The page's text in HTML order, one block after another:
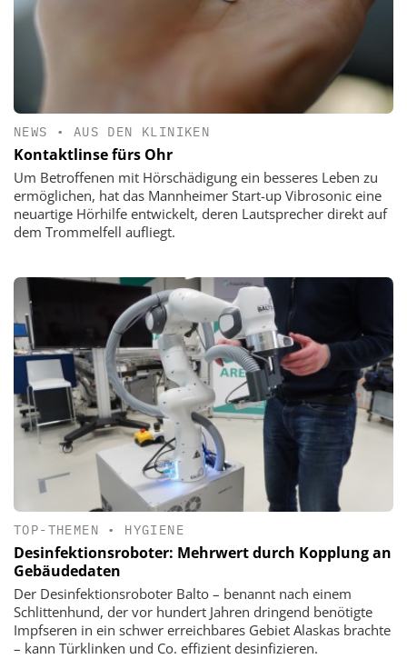
NEWS • AUS DEN KLINIKEN
Kontaktlinse fürs Ohr
Um Betroffenen mit Hörschädigung ein besseres Leben zu
ermöglichen, hat das Mannheimer Start-up Vibrosonic eine
neuartige Hörhilfe entwickelt, deren Lautsprecher direkt auf
dem Trommelfell aufliegt.
TOP-THEMEN • HYGIENE
Desinfektionsroboter: Mehrwert durch Kopplung an
Gebäudedaten
Der Desinfektionsroboter Balto – benannt nach einem
Schlittenhund, der vor hundert Jahren dringend benötigte
Impfseren in ein schwer erreichbares Gebiet Alaskas brachte
– kann Türklinken und Co. effizient desinfizieren.